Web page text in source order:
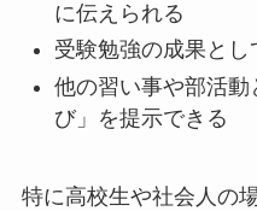
に伝えられる
受験勉強の成果と
他の習い事や部活
び」を提示できる
特に高校生や社会人の